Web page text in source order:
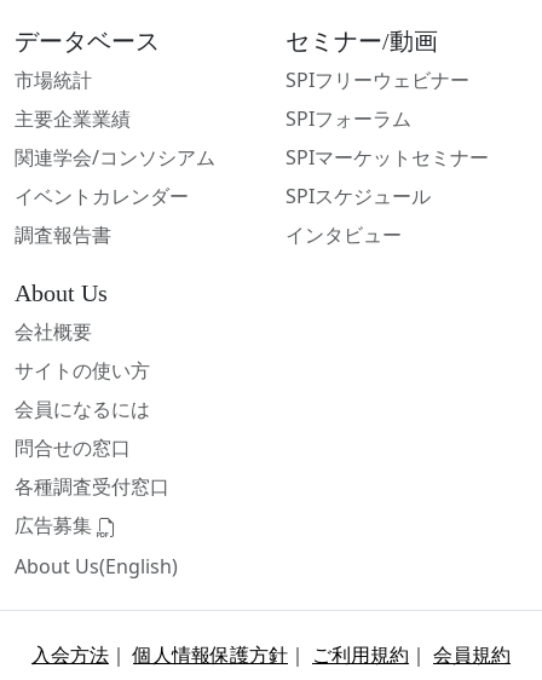
データベース
市場統計
主要企業業績
関連学会/コンソシアム
イベントカレンダー
調査報告書
セミナー/動画
SPIフリーウェビナー
SPIフォーラム
SPIマーケットセミナー
SPIスケジュール
インタビュー
About Us
会社概要
サイトの使い方
会員になるには
問合せの窓口
各種調査受付窓口
広告募集
About Us(English)
入会方法 ｜個人情報保護方針 ｜ ご利用規約 ｜ 会員規約